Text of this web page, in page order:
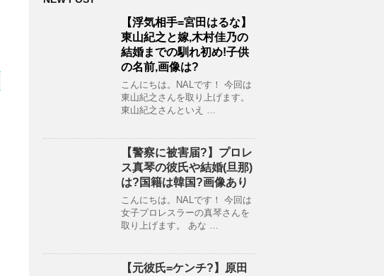
【浮気相手=宮田はるな】
東山紀之と嫁,木村佳乃の
結婚までの馴れ初め!子供
の名前,画像は?
こんにちは。NALです！ 今回は
東山紀之さんを取り上げます。
東山紀之さんといえ …
【警察に被害届?】プロレ
ス真琴の彼氏や結婚(旦那)
は?国籍は韓国?画像あり
こんにちは。NALです！ 今回は
女子プロレスラーの真琴さんを
取り上げます。 あな …
【元彼氏=ケンチ?】原田